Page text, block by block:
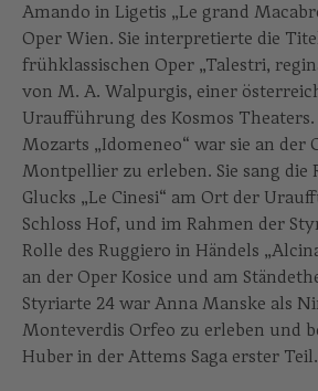
Amando in Ligetis „Le grand
Oper Wien. Sie interpretierte die
frühklassischen Oper „Talestri,
von M. A. Walpurgis, einer
Uraufführung des Kosmos
Mozarts „Idomeneo“ war sie an der
Montpellier zu erleben. Sie sang die
Glucks „Le Cinesi“ am Ort der
Schloss Hof, und im Rahmen der
Rolle des Ruggiero in Händels
an der Oper Kosice und am
Styriarte 24 war Anna Manske als
Monteverdis Orfeo zu erleben und
Huber in der Attems Saga erster Teil.